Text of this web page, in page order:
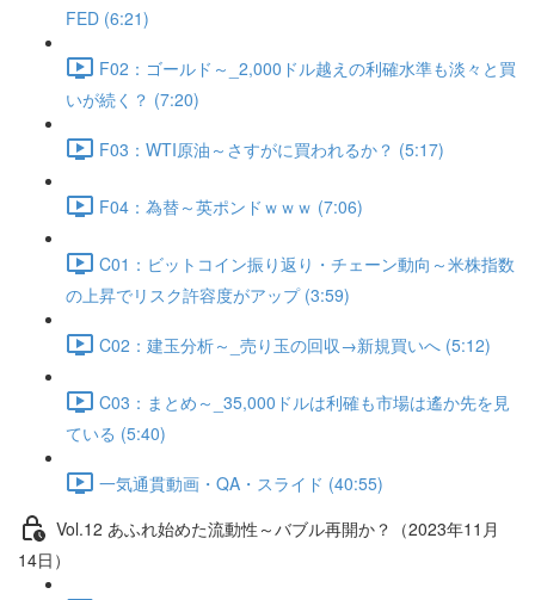
FED (6:21)
F02：ゴールド～_2,000ドル越えの利確水準も淡々と買
いが続く？ (7:20)
F03：WTI原油～さすがに買われるか？ (5:17)
F04：為替～英ポンドｗｗｗ (7:06)
C01：ビットコイン振り返り・チェーン動向～米株指数
の上昇でリスク許容度がアップ (3:59)
C02：建玉分析～_売り玉の回収→新規買いへ (5:12)
C03：まとめ～_35,000ドルは利確も市場は遙か先を見
ている (5:40)
一気通貫動画・QA・スライド (40:55)
Vol.12 あふれ始めた流動性～バブル再開か？（2023年11月
14日）